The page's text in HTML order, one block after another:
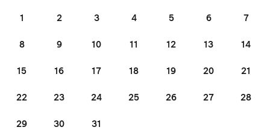
1 2 3 4 5 6 7
8 9 10 11 12 13 14
15 16 17 18 19 20 21
22 23 24 25 26 27 28
29 30 31